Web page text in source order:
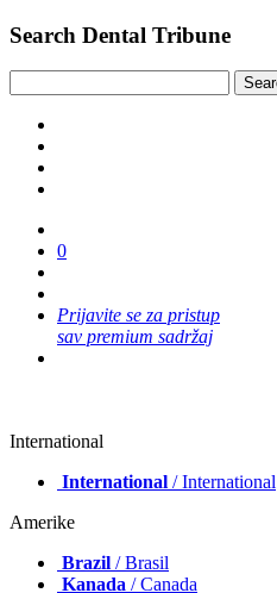
Search Dental Tribune
0
Prijavite se za pristup
sav premium sadržaj
International
International / International
Amerike
Brazil / Brasil
Kanada / Canada